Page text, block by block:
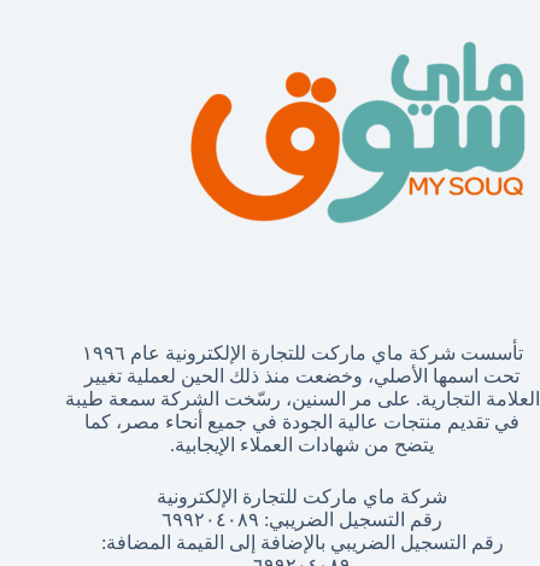
تأسست شركة ماي ماركت للتجارة الإلكترونية عام ١٩٩٦
تحت اسمها الأصلي، وخضعت منذ ذلك الحين لعملية تغيير
العلامة التجارية. على مر السنين، رسّخت الشركة سمعة طيبة
في تقديم منتجات عالية الجودة في جميع أنحاء مصر، كما
يتضح من شهادات العملاء الإيجابية.
شركة ماي ماركت للتجارة الإلكترونية
رقم التسجيل الضريبي: ٦٩٩٢٠٤٠٨٩
رقم التسجيل الضريبي بالإضافة إلى القيمة المضافة: